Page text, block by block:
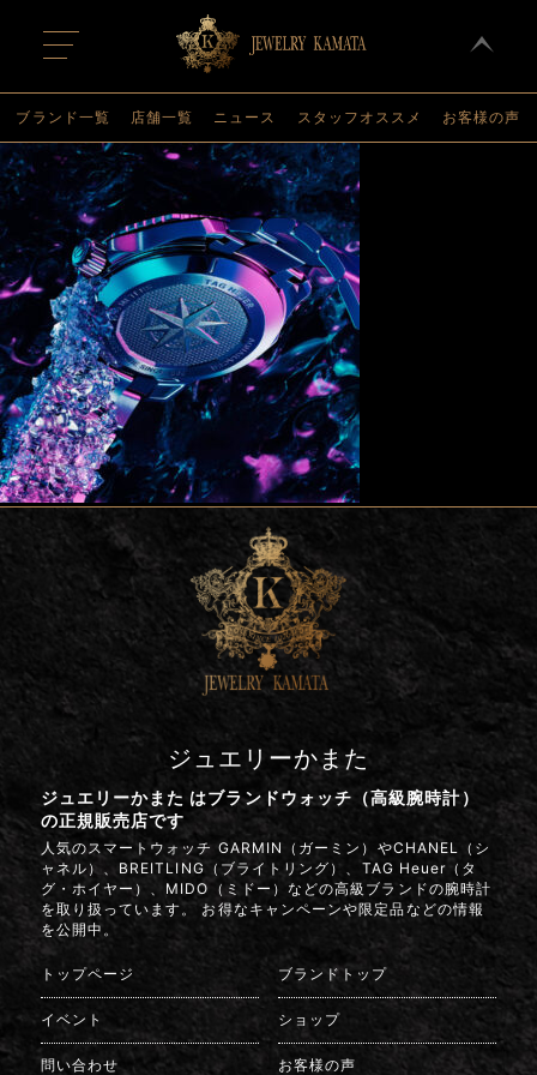
t
o
g
l
n
a
i
g
a
t
i
o
n
ブランド一覧 店舗一覧 ニュース スタッフオススメ お客様の声
ジュエリーかまた
ジュエリーかまた はブランドウォッチ（高級腕時計）
の正規販売店です
人気のスマートウォッチ GARMIN（ガーミン）やCHANEL（シ
ャネル）、BREITLING（ブライトリング）、TAG Heuer（タ
グ・ホイヤー）、MIDO（ミドー）などの高級ブランドの腕時計
を取り扱っています。 お得なキャンペーンや限定品などの情報
を公開中。
トップページ ブランドトップ
イベント ショップ
問い合わせ お客様の声